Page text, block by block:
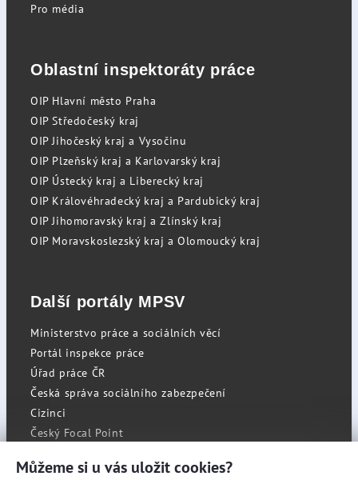
Pro média
Oblastní inspektoráty práce
OIP Hlavní město Praha
OIP Středočeský kraj
OIP Jihočeský kraj a Vysočinu
OIP Plzeňský kraj a Karlovarský kraj
OIP Ústecký kraj a Liberecký kraj
OIP Královéhradecký kraj a Pardubický kraj
OIP Jihomoravský kraj a Zlínský kraj
OIP Moravskoslezský kraj a Olomoucký kraj
Další portály MPSV
Ministerstvo práce a sociálních věcí
Portál inspekce práce
Úřad práce ČR
Česká správa sociálního zabezpečení
Cizinci
Český Focal Point
Můžeme si u vás uložit cookies?